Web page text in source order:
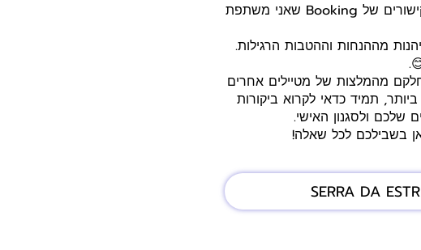
היי חברים! רק שתדעו, ייתכן שאני מקבלת עמלה קטנה על הזמנות שתעשו דרך הקישורים של Booking שאני משתפת
מההנחות וההטבות הרגילות.
מהמלצות של מטיילים אחרים
תמיד כדאי לקרוא ביקורות
שלכם ולסגנון האישי.
בשבילכם לכל שאלה!
SERRA DA